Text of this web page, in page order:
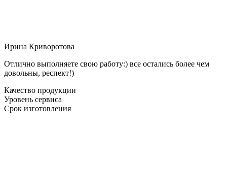
Ирина Криворотова
Отлично выполняете свою работу:) все остались более чем
довольны, респект!)
Качество продукции
Уровень сервиса
Срок изготовления